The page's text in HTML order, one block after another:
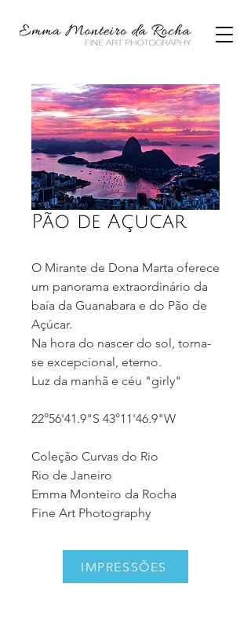
Pão de Açucar
O Mirante de Dona Marta oferece
um panorama extraordinário da
baía da Guanabara e do Pão de
Açúcar.
Na hora do nascer do sol, torna-
se excepcional, eterno.
Luz da manhã e céu "girly"
22°56'41.9"S 43°11'46.9"W
Coleção Curvas do Rio
Rio de Janeiro
Emma Monteiro da Rocha
Fine Art Photography
IMPRESSÕES